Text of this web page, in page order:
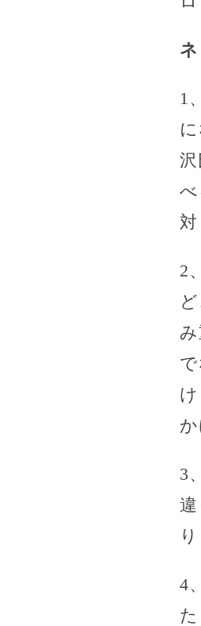
1
2
3
4